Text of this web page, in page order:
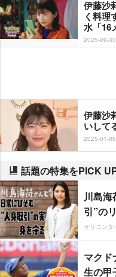
伊藤沙
く料
水「16
2025-09-30
伊藤沙
いして
2025-01-06
話題の特集をPICK
川島
引”の
オリコンタ
マクド
生の甲